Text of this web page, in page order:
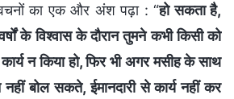
का एक और अंश पढ़ा : “हो सकता है,
के विश्वास के दौरान तुमने कभी किसी को
कार्य न किया हो, फिर भी अगर मसीह के साथ
बोल सकते, ईमानदारी से कार्य नहीं कर